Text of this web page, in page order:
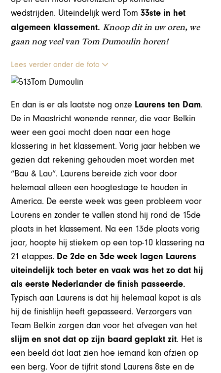
wedstrijden. Uiteindelijk werd Tom33ste in het
algemeen klassement. Knoop dit in uw oren, we
gaan nog veel van Tom Dumoulin horen!
Lees verder onder de foto
En dan is er als laatste nog onze Laurens ten Dam.
De in Maastricht wonende renner, die voor Belkin
weer een gooi mocht doen naar een hoge
klassering in het klassement. Vorig jaar hebben we
gezien dat rekening gehouden moet worden met
“Bau & Lau”. Laurens bereide zich voor door
helemaal alleen een hoogtestage te houden in
America. De eerste week was geen probleem voor
Laurens en zonder te vallen stond hij rond de 15de
plaats in het klassement. Na een 13de plaats vorig
jaar, hoopte hij stiekem op een top-10 klassering na
21 etappes. De 2de en 3de week lagen Laurens
uiteindelijk toch beter en vaak was het zo dat hij
als eerste Nederlander de finish passeerde.
Typisch aan Laurens is dat hij helemaal kapot is als
hij de finishlijn heeft gepasseerd. Verzorgers van
Team Belkin zorgen dan voor het afvegen van het
slijm en snot dat op zijn baard geplakt zit. Het is
een beeld dat laat zien hoe iemand kan afzien op
een berg. Voor de tijfrit stond Laurens 8ste en de